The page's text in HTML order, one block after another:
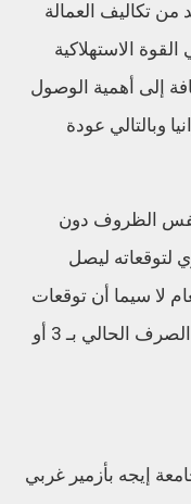
من تكاليف العمالة
الاستهلاكية
إلى أهمية الوصول
وبالتالي عودة
نفس الظروف دون
لتوقعاته ليصل
مع نهاية العام لا سيما أن توقعات
البنك المركزي التركي ترتفع عن سعر الصرف الحالي بـ 3 أو
إيجه بأزمير غربي